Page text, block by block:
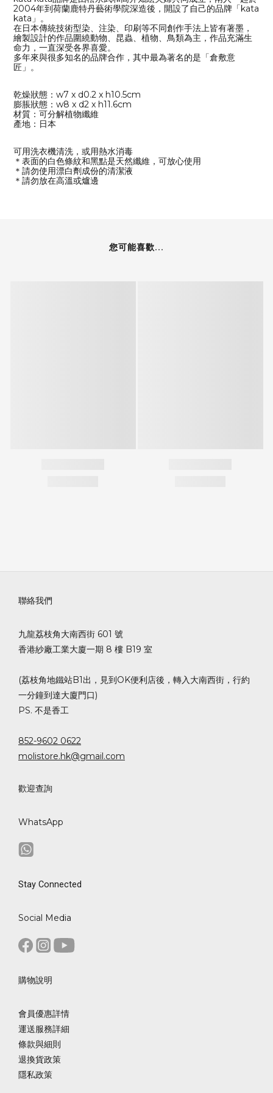
2004年到荷蘭鹿特丹藝術學院深造後，開設了自己的品牌「kata
kata」。
在日本傳統技術型染、注染、印刷等不同創作手法上皆有著墨，
繪製設計的作品圍繞動物、昆蟲、植物、鳥類為主，作品充滿生
命力，一直深受各界喜愛。
多年來與很多知名的品牌合作，其中最為著名的是「倉敷意
匠」。
乾燥狀態：w7 x d0.2 x h10.5cm
膨脹狀態：w8 x d2 x h11.6cm
材質：可分解植物纖維
產地：日本
可用洗衣機清洗，或用熱水消毒
＊表面的白色條紋和黑點是天然纖維，可放心使用
＊請勿使用漂白劑成份的清潔液
＊請勿放在高溫或爐邊
您可能喜歡...
聯絡我們
九龍荔枝角大南西街 601 號
香港紗廠工業大廈一期 8 樓 B19 室
(荔枝角地鐵站B1出，見到OK便利店後，轉入大南西街，行約
一分鐘到達大廈門口)
PS. 不是香工
852-9602 0622
molistore.hk@gmail.com
歡迎查詢
WhatsApp
Stay Connected
Social Media
購物說明
會員優惠詳情
運送服務詳細
條款與細則
退換貨政策
隱私政策